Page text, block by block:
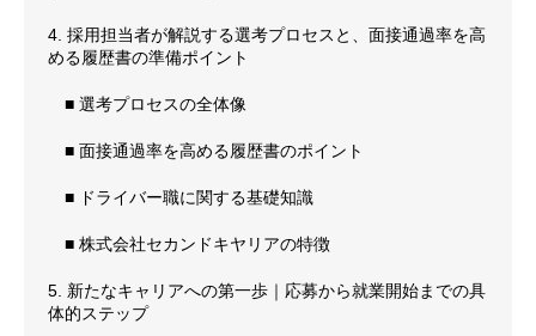
4. 採用担当者が解説する選考プロセスと、面接通過率を高
める履歴書の準備ポイント
■ 選考プロセスの全体像
■ 面接通過率を高める履歴書のポイント
■ ドライバー職に関する基礎知識
■ 株式会社セカンドキヤリアの特徴
5. 新たなキャリアへの第一歩｜応募から就業開始までの具
体的ステップ